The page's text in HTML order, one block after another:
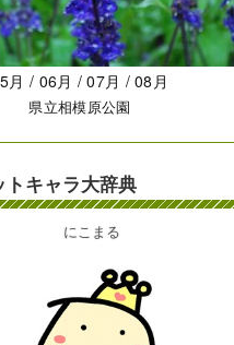
キャラ大辞典